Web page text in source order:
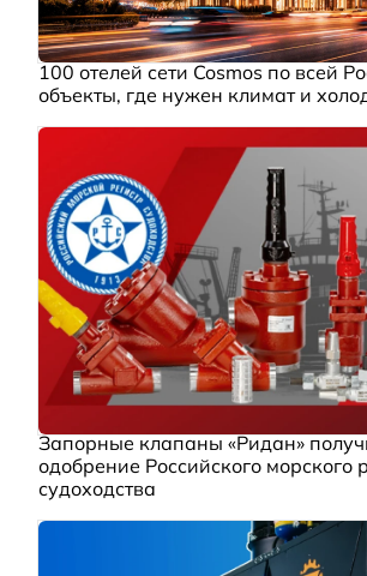
100 отелей сети Cosmos по всей
объекты, где нужен климат и
Запорные клапаны «Ридан»
одобрение Российского морского
судоходства